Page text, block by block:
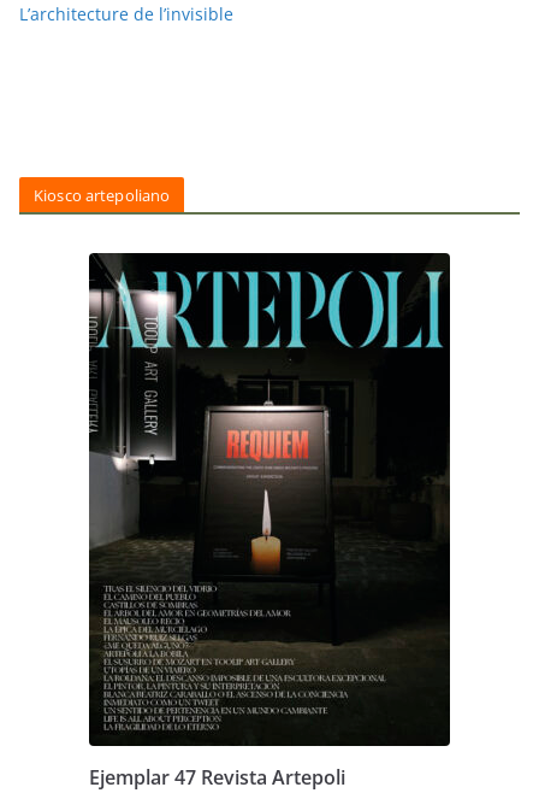
L’architecture de l’invisible
Kiosco artepoliano
Ejemplar 47 Revista Artepoli